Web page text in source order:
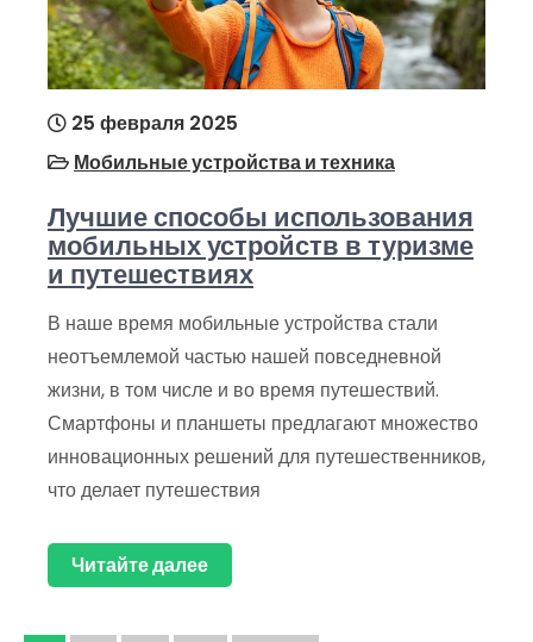
25 февраля 2025
Мобильные устройства и техника
Лучшие способы использования
мобильных устройств в туризме
и путешествиях
В наше время мобильные устройства стали
неотъемлемой частью нашей повседневной
жизни, в том числе и во время путешествий.
Смартфоны и планшеты предлагают множество
инновационных решений для путешественников,
что делает путешествия
Читайте далее